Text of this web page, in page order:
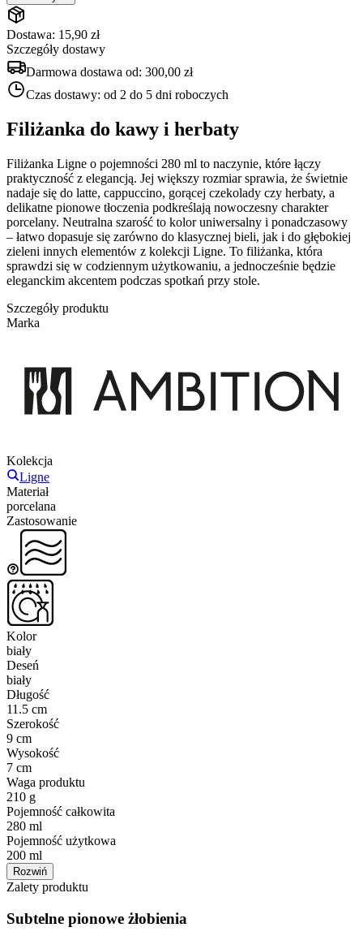
Dostawa: 15,90 zł
Szczegóły dostawy
Darmowa dostawa od: 300,00 zł
Czas dostawy: od 2 do 5 dni roboczych
Filiżanka do kawy i herbaty
Filiżanka Ligne o pojemności 280 ml to naczynie, które łączy
praktyczność z elegancją. Jej większy rozmiar sprawia, że świetnie
nadaje się do latte, cappuccino, gorącej czekolady czy herbaty, a
delikatne pionowe tłoczenia podkreślają nowoczesny charakter
porcelany. Neutralna szarość to kolor uniwersalny i ponadczasowy
– łatwo dopasuje się zarówno do klasycznej bieli, jak i do głębokiej
zieleni innych elementów z kolekcji Ligne. To filiżanka, która
sprawdzi się w codziennym użytkowaniu, a jednocześnie będzie
eleganckim akcentem podczas spotkań przy stole.
Szczegóły produktu
Marka
Kolekcja
Ligne
Materiał
porcelana
Zastosowanie
Kolor
biały
Deseń
biały
Długość
11.5 cm
Szerokość
9 cm
Wysokość
7 cm
Waga produktu
210 g
Pojemność całkowita
280 ml
Pojemność użytkowa
200 ml
Rozwiń
Zalety produktu
Subtelne pionowe żłobienia